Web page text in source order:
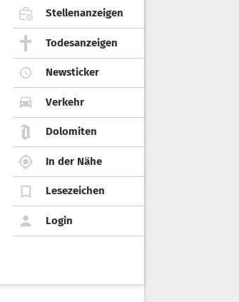
Stellenanzeigen
Todesanzeigen
Newsticker
Verkehr
Dolomiten
In der Nähe
Lesezeichen
Login